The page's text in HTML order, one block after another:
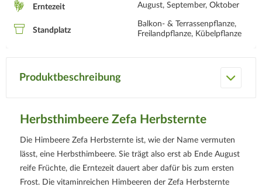
Erntezeit August, September, Oktober
Standplatz
Balkon- & Terrassenpflanze,
Freilandpflanze, Kübelpflanze
Produktbeschreibung
Herbsthimbeere Zefa Herbsternte
Die Himbeere Zefa Herbsternte ist, wie der Name vermuten
lässt, eine Herbsthimbeere. Sie trägt also erst ab Ende August
reife Früchte, die Erntezeit dauert aber dafür bis zum ersten
Frost. Die vitaminreichen Himbeeren der Zefa Herbsternte